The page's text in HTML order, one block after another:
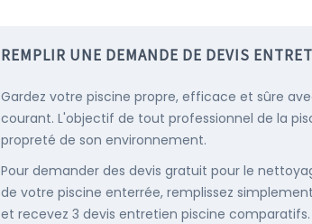
REMPLIR UNE DEMANDE DE DEVIS
Gardez votre piscine propre, efficace et sûre
courant. L'objectif de tout professionnel de la
propreté de son environnement.
Pour demander des devis gratuit pour le
de votre piscine enterrée, remplissez
et recevez 3 devis entretien piscine comparatifs.